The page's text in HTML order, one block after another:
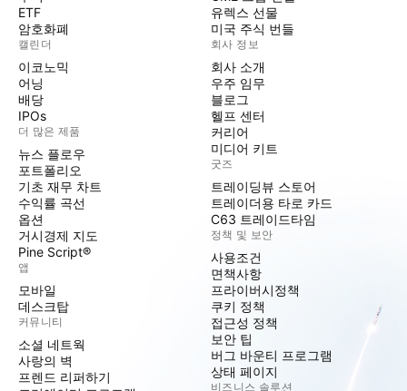
ETF
암호화폐
캘린더
이코노믹
어닝
배당
IPOs
더 많은 제품
뉴스 플로우
포트폴리오
기초 재무 차트
수익률 곡선
옵션
거시경제 지도
Pine Script®
앱
모바일
데스크탑
커뮤니티
소셜 네트웍
사랑의 벽
프렌드 리퍼하기
유렉스 선물
미국 주식 번들
회사 정보
회사 소개
우주 임무
블로그
헬프 센터
커리어
미디어 키트
굿즈
트레이딩뷰 스토어
트레이더용 타로 카드
C63 트레이드타임
정책 및 보안
사용조건
면책사항
프라이버시정책
쿠키 정책
접근성 정책
보안 팁
버그 바운티 프로그램
상태 페이지
비즈니스 솔루션